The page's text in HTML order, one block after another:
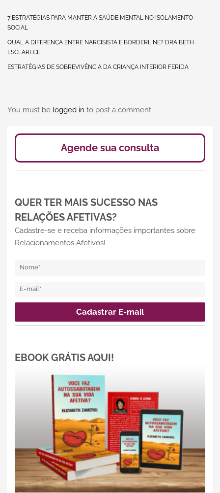
7 ESTRATÉGIAS PARA MANTER A SAÚDE MENTAL NO ISOLAMENTO
SOCIAL
QUAL A DIFERENÇA ENTRE NARCISISTA E BORDERLINE? DRA BETH
ESCLARECE
ESTRATÉGIAS DE SOBREVIVÊNCIA DA CRIANÇA INTERIOR FERIDA
You must be logged in to post a comment.
Agende sua consulta
QUER TER MAIS SUCESSO NAS
RELAÇÕES AFETIVAS?
Cadastre-se e receba informações importantes sobre
Relacionamentos Afetivos!
EBOOK GRÁTIS AQUI!